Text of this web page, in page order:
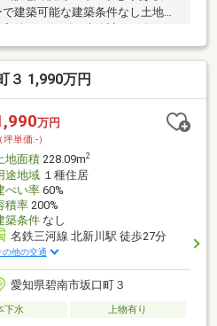
建築可能な建築条件なし土地で
画がしやすい立地！・小・中学
学も安心！・閑静な住宅街に位
辺環境】■■■・セブンイレブン
5分）・スギドラッグ碧南坂口
オキスーパー碧南店 約
園 約160ｍ（徒歩約2分）
３ 1,990万円
万円
（坪単価:-）
地面積228.09m2
途地域１種住居
ぺい率60%
積率200%
築条件なし
名鉄三河線 北新川駅 徒歩27分
の他の交通
愛知県碧南市坂口町３
下水 上物有り